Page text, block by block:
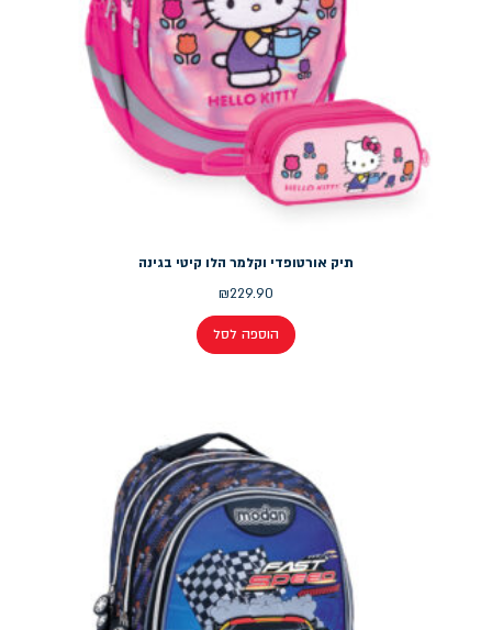
תיק אורטופדי וקלמר הלו קיטי בגינה
₪229.90
הוספה לסל